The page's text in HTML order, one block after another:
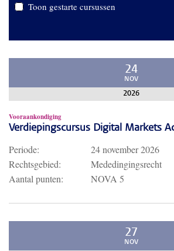
Toon gestarte cursussen
24
NOV
2026
Vooraankondiging
Verdiepingscursus Digital Markets
Periode:
24 november 2026
Rechtsgebied:
Mededingingsrecht
Aantal punten:
NOVA 5
27
NOV